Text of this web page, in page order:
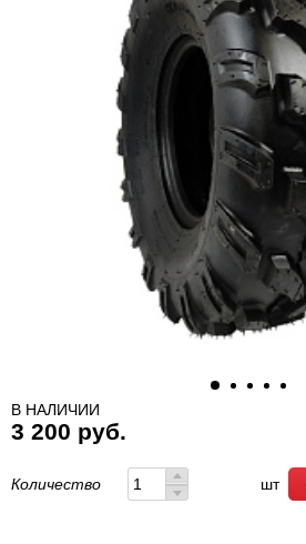
В НАЛИЧИИ
3 200 руб.
Количество шт